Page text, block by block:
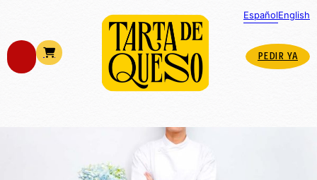
PEDIR YA
EspañolEnglish